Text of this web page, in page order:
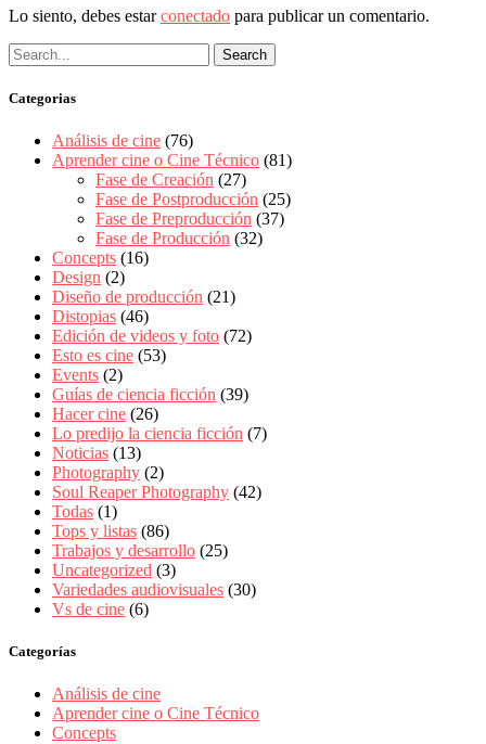
Lo siento, debes estarconectado para publicar un comentario.
Categorias
Análisis de cine (76)
Aprender cine o Cine Técnico (81)
Fase de Creación (27)
Fase de Postproducción (25)
Fase de Preproducción (37)
Fase de Producción (32)
Concepts (16)
Design (2)
Diseño de producción (21)
Distopias (46)
Edición de videos y foto (72)
Esto es cine (53)
Events (2)
Guías de ciencia ficción (39)
Hacer cine (26)
Lo predijo la ciencia ficción (7)
Noticias (13)
Photography (2)
Soul Reaper Photography (42)
Todas (1)
Tops y listas (86)
Trabajos y desarrollo (25)
Uncategorized (3)
Variedades audiovisuales (30)
Vs de cine (6)
Categorías
Análisis de cine
Aprender cine o Cine Técnico
Concepts